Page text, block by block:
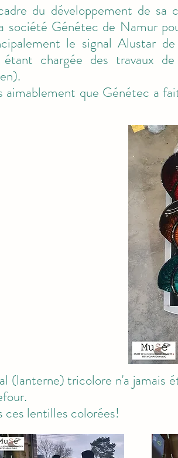
du développement de
société Génétec de Namur
le signal Alustar
chargée des travaux
aimablement que Génétec a
(lanterne) tricolore n'a jamais
ces lentilles colorées!